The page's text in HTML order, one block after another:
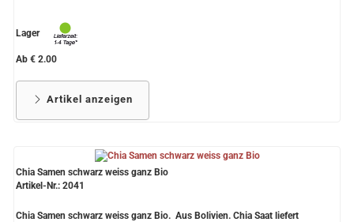
Lager
Ab € 2.00
Artikel anzeigen
Chia Samen schwarz weiss ganz Bio
Artikel-Nr.: 2041
Chia Samen schwarz weiss ganz Bio. Aus Bolivien. Chia Saat liefert